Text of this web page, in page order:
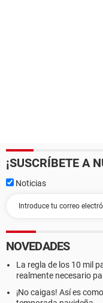
¡SUSCRÍBETE A
Noticias
NOVEDADES
La regla de los 10 mil
realmente necesario
¡No caigas! Así es